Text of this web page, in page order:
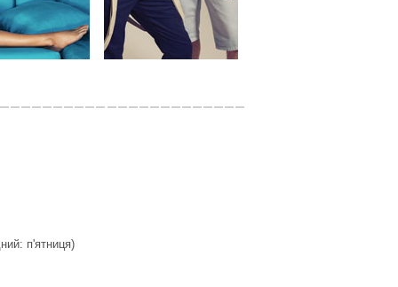
п'ятниця)